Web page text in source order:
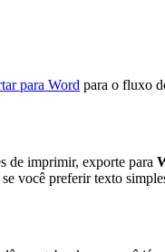
para Word para o fluxo
de imprimir, exporte para
se você preferir texto